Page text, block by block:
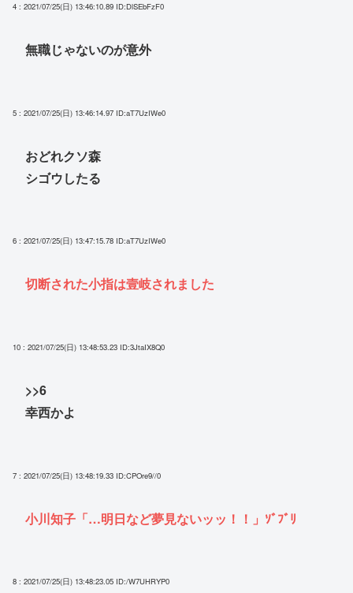
4 : 2021/07/25(日) 13:46:10.89 ID:DlSEbFzF0
無職じゃないのが意外
5 : 2021/07/25(日) 13:46:14.97 ID:aT7UzIWe0
おどれクソ森
シゴウしたる
6 : 2021/07/25(日) 13:47:15.78 ID:aT7UzIWe0
切断された小指は壹岐されました
10 : 2021/07/25(日) 13:48:53.23 ID:3JtaIX8Q0
>>6
幸西かよ
7 : 2021/07/25(日) 13:48:19.33 ID:CPOre9//0
小川知子「…明日など夢見ないッッ！！」ｿﾞﾌﾞﾘ
8 : 2021/07/25(日) 13:48:23.05 ID:/W7UHRYP0